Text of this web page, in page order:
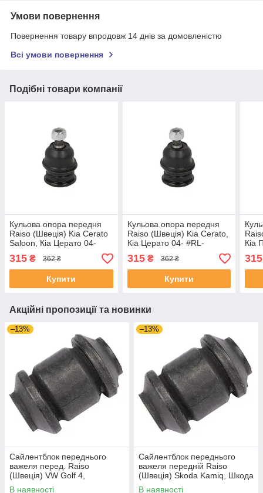
Умови повернення
Повернення товару впродовж 14 днів за домовленістю
Всі умови повернення
Подібні товари компанії
Кульова опора передня
Raiso (Швеція) Kia Cerato
Saloon, Кіа Церато 04-
#RL-503316H UARLIJR4
315 ₴ 362 ₴
Купити
Кульова опора передня
Raiso (Швеція) Kia Cerato,
Кіа Церато 04- #RL-
503316H UAZNGXV4
315₴ 362 ₴
Купити
Кіа
315
Акційні пропозиції та новинки
–13%
Сайлентблок переднього
важеля перед. Raiso
(Швеція) VW Golf 4,
Фольксваген Гольф 4 97-05
В наявності
–13%
Сайлентблок переднього
важеля передній Raiso
(Швеція) Skoda Kamiq, Шкода
Камік 16- #RL-1J0182V
В наявності